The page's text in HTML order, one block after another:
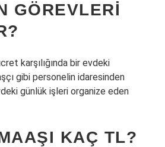
GÖREVLERI
karşılığında bir evdeki
gibi personelin idaresinden
günlük işleri organize eden
KAÇ TL?